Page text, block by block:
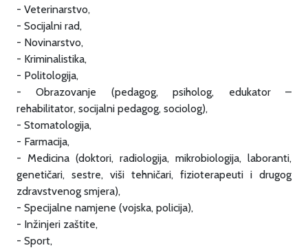
- Veterinarstvo,
- Socijalni rad,
- Novinarstvo,
- Kriminalistika,
- Politologija,
- Obrazovanje (pedagog, psiholog, edukator –
rehabilitator, socijalni pedagog, sociolog),
- Stomatologija,
- Farmacija,
- Medicina (doktori, radiologija, mikrobiologija, laboranti,
genetičari, sestre, viši tehničari, fizioterapeuti i drugog
zdravstvenog smjera),
- Specijalne namjene (vojska, policija),
- Inžinjeri zaštite,
- Sport,